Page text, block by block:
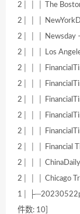
2│ │ │ The
2│ │ │
2│ │ │ Newsday
2│ │ │ Los
2│ │ │
2│ │ │
2│ │ │
2│ │ │
2│ │ │
2│ │ │ Financial
2│ │ │
2│ │ │ Chicago
1│
件数: 10]